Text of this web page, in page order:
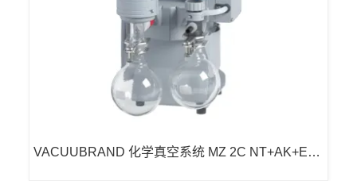
VACUUBRAND 化学真空系统 MZ 2C NT+AK+EK -